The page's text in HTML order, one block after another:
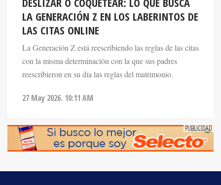
LAS CITAS ONLINE
La Generación Z está reescribiendo las reglas de las citas
con la misma determinación con la que sus padres
reescribieron en su día las reglas del matrimonio.